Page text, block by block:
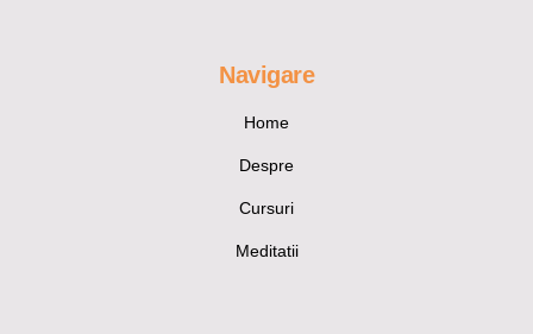
Navigare
Home
Despre
Cursuri
Meditatii